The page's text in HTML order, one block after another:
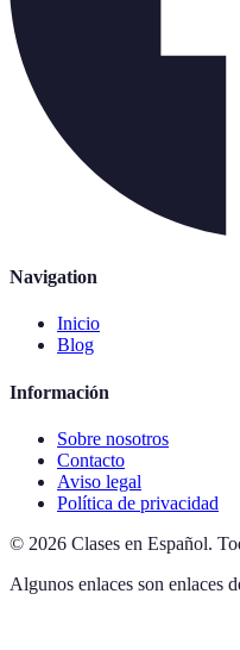
Navigation
Inicio
Blog
Información
Sobre nosotros
Contacto
Aviso legal
Política de privacidad
© 2026 Clases en Español.
Algunos enlaces son enlaces